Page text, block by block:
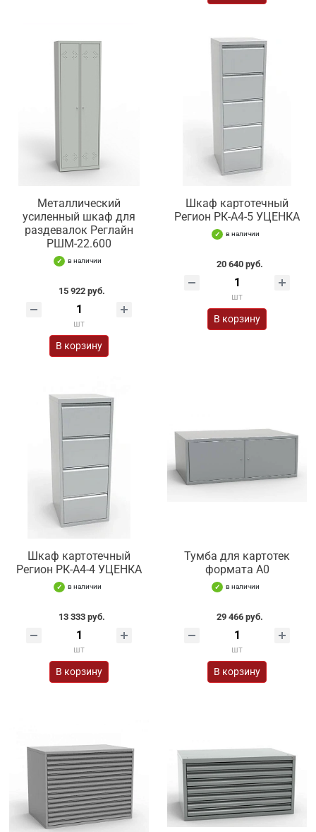
Металлический
усиленный шкаф для
раздевалок Реглайн
РШМ-22.600
в наличии
15 922 руб.
шт
В корзину
Шкаф картотечный
Регион РК-А4-5 УЦЕНКА
в наличии
20 640 руб.
шт
В корзину
Шкаф картотечный
Регион РК-А4-4 УЦЕНКА
в наличии
13 333 руб.
шт
В корзину
Тумба для картотек
формата А0
в наличии
29 466 руб.
шт
В корзину